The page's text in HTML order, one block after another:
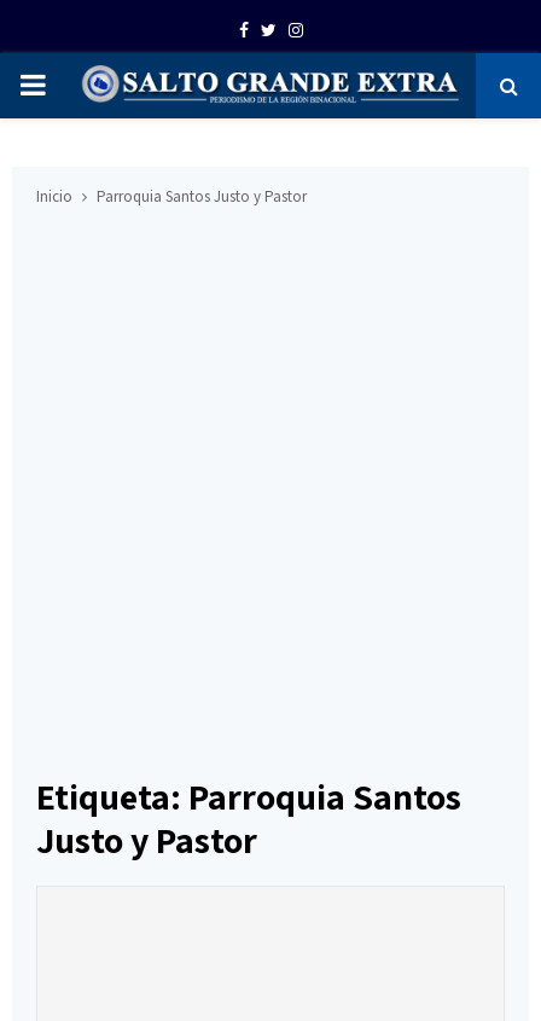
Facebook
TwitterInstagram
PRIMARY
Inicio Parroquia Santos Justo y Pastor
Etiqueta: Parroquia Santos
Justo y Pastor